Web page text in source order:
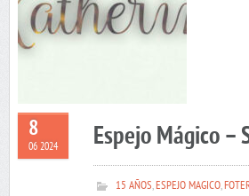
8
06 2024 Espejo Mágico –
15 AÑOS,ESPEJO MAGICO,